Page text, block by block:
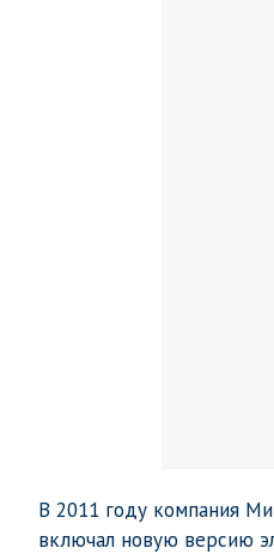
В 2011 году компания
включал новую версию